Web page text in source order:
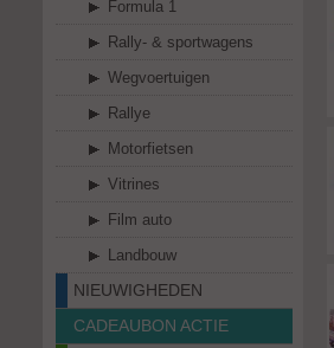
Formula 1
Rally- & sportwagens
Wegvoertuigen
Rallye
Motorfietsen
Vitrines
Film auto
Landbouw
NIEUWIGHEDEN
CADEAUBON ACTIE